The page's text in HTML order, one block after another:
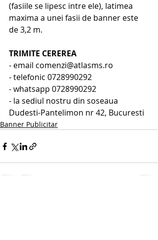
(fasiile se lipesc intre ele), latimea
maxima a unei fasii de banner este
de 3,2 m.
TRIMITE CEREREA
- email comenzi@atlasms.ro
- telefonic 0728990292
- whatsapp 0728990292
- la sediul nostru din soseaua
Dudesti-Pantelimon nr 42, Bucuresti
Banner Publicitar